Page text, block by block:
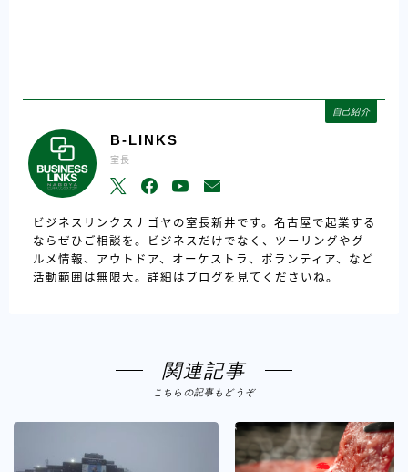
自己紹介
B-LINKS
室長
ビジネスリンクスナゴヤの室長新井です。名古屋で起業する
ならぜひご相談を。ビジネスだけでなく、ツーリングやグ
ルメ情報、アウトドア、オーケストラ、ボランティア、など
活動範囲は無限大。詳細はブログを見てくださいね。
関連記事
こちらの記事もどうぞ